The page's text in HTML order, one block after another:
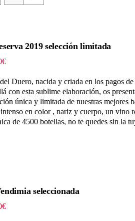
2019 selección limitada
€Rango
precios:
desde
45.54€
hasta
253.00€
Duero, nacida y criada en los pagos
con esta sublime elaboración, os
única y limitada de nuestras mejores
en color , nariz y cuerpo, un vino
de 4500 botellas, no te quedes sin la
seleccionada
€Rango